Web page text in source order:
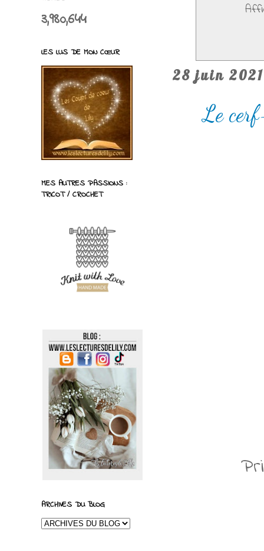
28 juin 2021
Le
3,980,644
LES LUS DE MON CŒUR
MES AUTRES PASSIONS :
TRICOT / CROCHET
ARCHIVES DU BLOG